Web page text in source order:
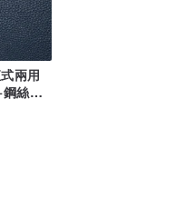
兩用
絲線